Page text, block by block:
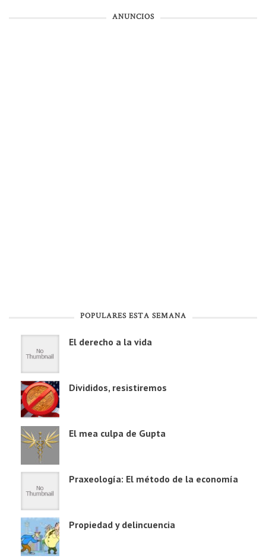
ANUNCIOS
POPULARES ESTA SEMANA
El derecho a la vida
Divididos, resistiremos
El mea culpa de Gupta
Praxeología: El método de la economía
Propiedad y delincuencia